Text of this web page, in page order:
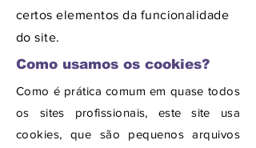
certos elementos da funcionalidade
do site.
Como usamos os cookies?
Como é prática comum em quase todos
os sites profissionais, este site usa
cookies, que são pequenos arquivos